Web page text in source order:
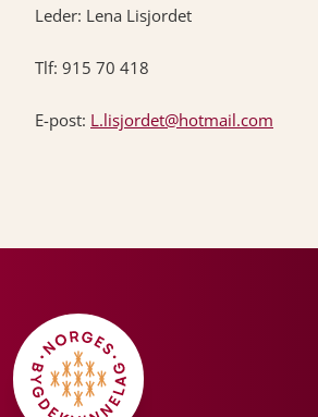
Leder: Lena Lisjordet
Tlf: 915 70 418
E-post: L.lisjordet@hotmail.com